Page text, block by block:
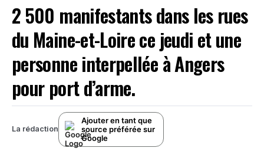
2 500 manifestants dans les rues
du Maine-et-Loire ce jeudi et une
personne interpellée à Angers
pour port d’arme.
La rédaction
Ajouter en tant que
source préférée sur
Google